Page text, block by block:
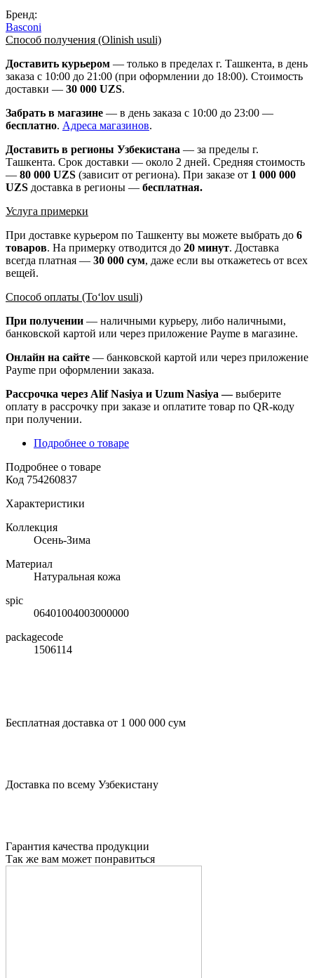
Бренд:
Basconi
Способ получения (Olinish usuli)
Доставить курьером — только в пределах г. Ташкента, в день
заказа с 10:00 до 21:00 (при оформлении до 18:00). Стоимость
доставки — 30 000 UZS.
Забрать в магазине — в день заказа с 10:00 до 23:00 —
бесплатно. Адреса магазинов.
Доставить в регионы Узбекистана — за пределы г.
Ташкента. Срок доставки — около 2 дней. Средняя стоимость
— 80 000 UZS (зависит от региона). При заказе от 1 000 000
UZS доставка в регионы — бесплатная.
Услуга примерки
При доставке курьером по Ташкенту вы можете выбрать до 6
товаров. На примерку отводится до 20 минут. Доставка
всегда платная — 30 000 сум, даже если вы откажетесь от всех
вещей.
Способ оплаты (To‘lov usuli)
При получении — наличными курьеру, либо наличными,
банковской картой или через приложение Payme в магазине.
Онлайн на сайте — банковской картой или через приложение
Payme при оформлении заказа.
Рассрочка через Alif Nasiya и Uzum Nasiya —выберите
оплату в рассрочку при заказе и оплатите товар по QR-коду
при получении.
Подробнее о товаре
Подробнее о товаре
Код 754260837
Характеристики
Коллекция
Осень-Зима
Материал
Натуральная кожа
spic
06401004003000000
packagecode
1506114
Бесплатная доставка от 1 000 000 сум
Доставка по всему Узбекистану
Гарантия качества продукции
Так же вам может понравиться